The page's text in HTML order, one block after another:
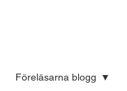
Föreläsarna blogg